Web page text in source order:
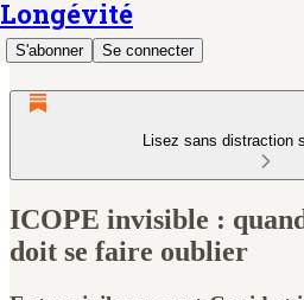
Longévité
S'abonner Se connecter
Lisez sans distraction
ICOPE invisible :
doit se faire oublier